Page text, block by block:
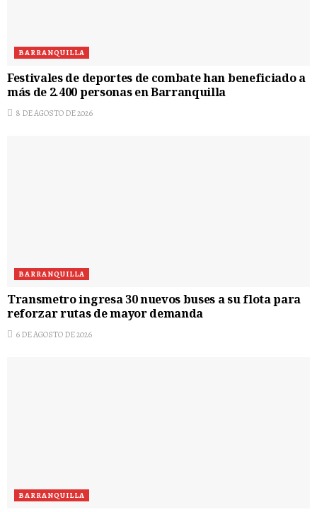
BARRANQUILLA
Festivales de deportes de combate han beneficiado a
más de 2.400 personas en Barranquilla
8 DE AGOSTO DE 2026
BARRANQUILLA
Transmetro ingresa 30 nuevos buses a su flota para
reforzar rutas de mayor demanda
6 DE AGOSTO DE 2026
BARRANQUILLA